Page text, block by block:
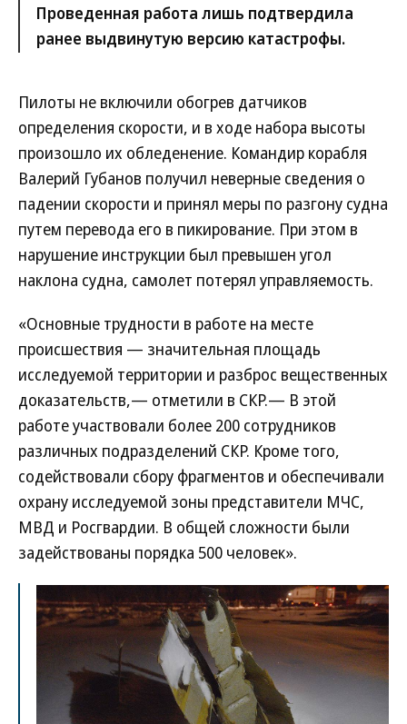
Проведенная работа лишь подтвердила
ранее выдвинутую версию катастрофы.
Пилоты не включили обогрев датчиков
определения скорости, и в ходе набора высоты
произошло их обледенение. Командир корабля
Валерий Губанов получил неверные сведения о
падении скорости и принял меры по разгону судна
путем перевода его в пикирование. При этом в
нарушение инструкции был превышен угол
наклона судна, самолет потерял управляемость.
«Основные трудности в работе на месте
происшествия — значительная площадь
исследуемой территории и разброс вещественных
доказательств,— отметили в СКР.— В этой
работе участвовали более 200 сотрудников
различных подразделений СКР. Кроме того,
содействовали сбору фрагментов и обеспечивали
охрану исследуемой зоны представители МЧС,
МВД и Росгвардии. В общей сложности были
задействованы порядка 500 человек».